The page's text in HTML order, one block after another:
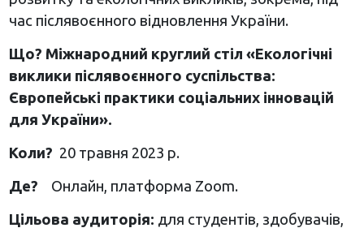
час післявоєнного відновлення України.
Що? Міжнародний круглий стіл «Екологічні
виклики післявоєнного суспільства:
Європейські практики соціальних інновацій
для України».
Коли? 20 травня 2023 р.
Де? Онлайн, платформа Zoom.
Цільова аудиторія: для студентів, здобувачів,